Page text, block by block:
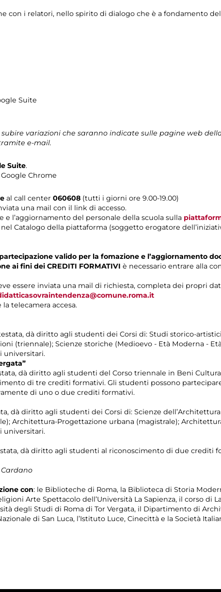
con i relatori, nello spirito di dialogo che è a fondamento
Suite
variazioni che saranno indicate sulle pagine web
e-mail.
Suite.
Chrome
al call center 060608 (tutti i giorni ore 9.00-19.00)
una mail con il link di accesso.
e l’aggiornamento del personale della scuola sulla
Catalogo della piattaforma (soggetto erogatore
valido per la fomazione e l’aggiornamento
ai fini dei CREDITI FORMATIVI è necessario entrare alla
essere inviata una mail di richiesta, completa dei propri
telecamera accesa.
dà diritto agli studenti dei Corsi di: Studi storico-
(triennale); Scienze storiche (Medioevo - Età Moderna -
universitari.
dà diritto agli studenti del Corso triennale in Beni
di tre crediti formativi. Gli studenti possono
di uno o due crediti formativi.
dà diritto agli studenti dei Corsi di: Scienze
Architettura-Progettazione urbana (magistrale);
universitari.
dà diritto agli studenti al riconoscimento di due crediti
con: le Biblioteche di Roma, la Biblioteca di Storia
Arte Spettacolo dell’Università La Sapienza, il corso di
degli Studi di Roma di Tor Vergata, il Dipartimento di
di San Luca, l’Istituto Luce, Cinecittà e la Società